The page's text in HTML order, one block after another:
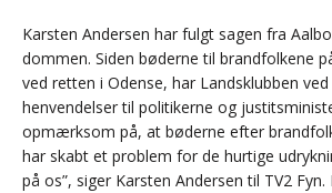
Karsten Andersen har fulgt sagen fra
dommen. Siden bøderne til brandfolkene
ved retten i Odense, har Landsklubben
henvendelser til politikerne og
opmærksom på, at bøderne efter
har skabt et problem for de hurtige
på os”, siger Karsten Andersen til TV2